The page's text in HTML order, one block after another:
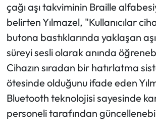
çağı aşı takviminin Braille
belirten Yılmazel, "Kullanıcılar
butona bastıklarında yaklaşan
süreyi sesli olarak anında
Cihazın sıradan bir hatırlatma
ötesinde olduğunu ifade eden
Bluetooth teknolojisi sayesinde
personeli tarafından
Sağlık
Siyaset
Spor
Sungurlu Haberleri
Turizm